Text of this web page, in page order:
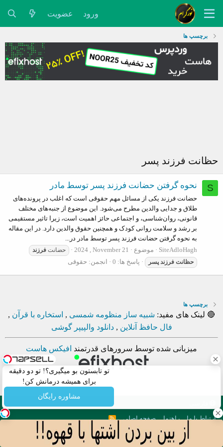
ورود عضویت
برچسپ ها
تو تابستون بو میگیری؟! تو دو دقیقه
برای همیشه درمانش کن!
مشاوره رایگان
حظانت فرزند پسر
S نحوه گرفتن حضانت فرزند پسر توسط مادر
حضانت فرزند یکی از مسائل مهم حقوقی است که اغلب در پرونده‌های
طلاق و جدایی والدین مطرح می‌شود. این موضوع از جنبه‌های مختلف
قانونی، روان‌شناسی، و اجتماعی حائز اهمیت است، زیرا تاثیر مستقیمی
بر رشد و سلامت روانی کودک و همچنین حقوق والدین دارد. در این مقاله
به نحوه گرفتن حضانت فرزند پسر توسط مادر در...
SiteAdloHagh
موضوع 2024 , November 21 حضانت فرزند
حظانت فرزند پسر پاسخ ها: 0 انجمن: حقوقی
برچسپ ها
🔴 لینک های مفید: شبیه ساز منظومه شمسی , استخاره با قرآن ,
فال حافظ آنلاین , دانلود والپیپر گوشی
میزبانی شده توسط سرورهای قدرتمند افیکس هاست
ارتباط با ما
راهنما صفحه اصلی
R
S
S